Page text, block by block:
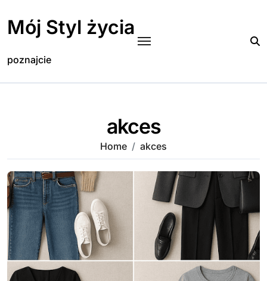
content
Mój Styl życia
poznajcie
akces
Home akces